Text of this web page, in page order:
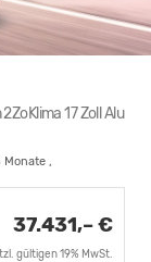
17 Zoll Alu
,
37.431,– €
gültigen 19% MwSt.